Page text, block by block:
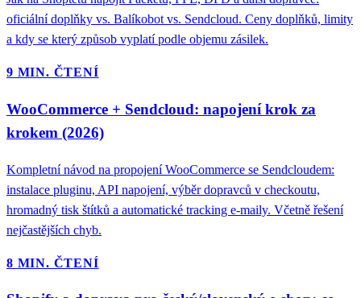
oficiální doplňky vs. Balíkobot vs. Sendcloud. Ceny doplňků, limity
a kdy se který způsob vyplatí podle objemu zásilek.
9 MIN. ČTENÍ
WooCommerce + Sendcloud: napojení krok za
krokem (2026)
Kompletní návod na propojení WooCommerce se Sendcloudem:
instalace pluginu, API napojení, výběr dopravců v checkoutu,
hromadný tisk štítků a automatické tracking e-maily. Včetně řešení
nejčastějších chyb.
8 MIN. ČTENÍ